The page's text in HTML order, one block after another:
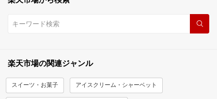
楽天市場の関連ジャンル
スイーツ・お菓子 アイスクリーム・シャーベット